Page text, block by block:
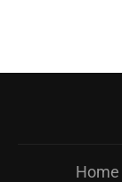
Home